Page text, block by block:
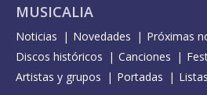
MUSICALIA
Noticias Novedades
Próximas
Discos históricos
Canciones
Artistas y grupos
Portadas Listas